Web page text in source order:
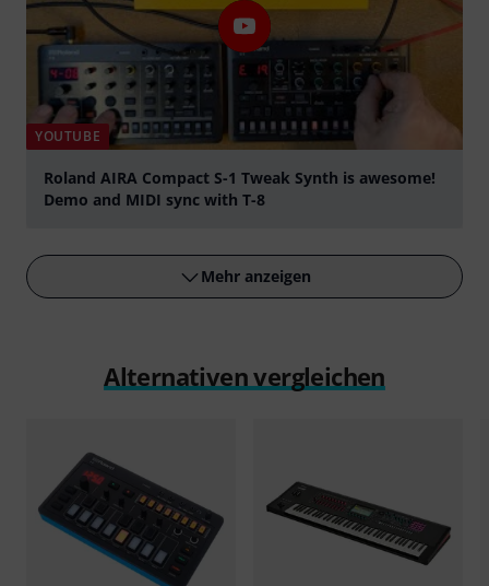
YOUTUBE
Roland AIRA Compact S-1 Tweak Synth is awesome!
Demo and MIDI sync with T-8
Mehr anzeigen
Alternativen vergleichen